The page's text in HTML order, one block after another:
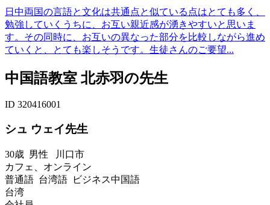
日中両国の言語と文化は共通点と似ている点はとても多く、
勉強していくうちに、お互い親近感が湧きやすいと思いま
す。その同時に、お互いの異なった部分を比較しながら進め
ていくと、とても楽しそうです。生徒さんのご要望...
中国語教室 北赤羽の先生
ID 320416001
シュ ウェイ先生
30歳 男性 川口市
カフェ、オンライン
普通語 台湾語 ビジネス中国語
台湾